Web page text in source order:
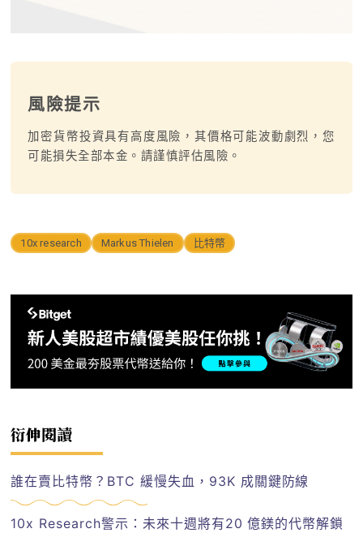
風險提示
加密貨幣投資具有高度風險，其價格可能波動劇烈，您
可能損失全部本金。請謹慎評估風險。
10x research Markus Thielen 比特幣
衍伸閱讀
誰在賣比特幣？BTC 緩慢失血，93K 成關鍵防線
10x Research警示：未來十週將有20 億鎂的代幣解鎖